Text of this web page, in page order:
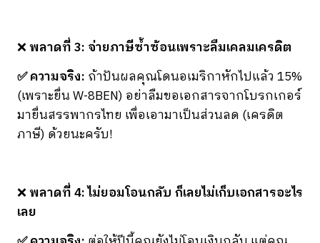
❌พลาดที่ 3: จ่ายภาษีซ้ำซ้อนเพราะลืมเคลมเครดิต
✅ ความจริง: ถ้าปันผลคุณโดนอเมริกาหักไปแล้ว 15%
(เพราะยื่น W-8BEN) อย่าลืมขอเอกสารจากโบรกเกอร์
มายื่นสรรพากรไทย เพื่อเอามาเป็นส่วนลด (เครดิต
ภาษี) ด้วยนะครับ!
❌พลาดที่ 4: ไม่ยอมโอนกลับ ก็เลยไม่เก็บเอกสารอะไร
เลย